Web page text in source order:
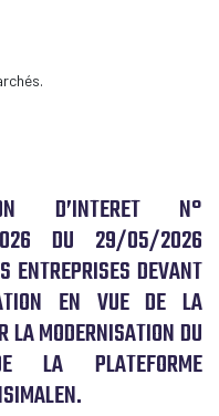
D’INTERET N°
DU 29/05/2026
ENTREPRISES DEVANT
EN VUE DE LA
LA MODERNISATION DU
LA PLATEFORME